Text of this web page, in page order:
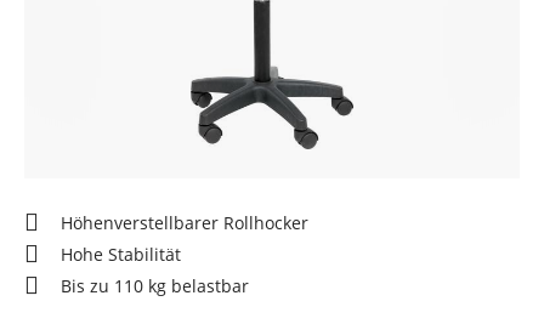
Höhenverstellbarer Rollhocker
Hohe Stabilität
Bis zu 110 kg belastbar